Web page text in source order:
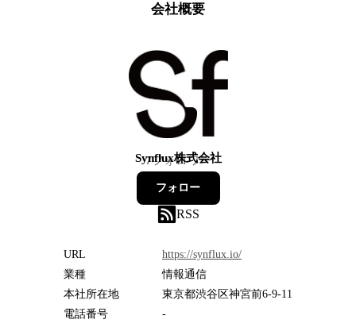
会社概要
Synflux株式会社
7フォロワー
フォロー
RSS
URL
https://synflux.io/
業種
情報通信
本社所在地
東京都渋谷区神宮前6-9-11
電話番号
-